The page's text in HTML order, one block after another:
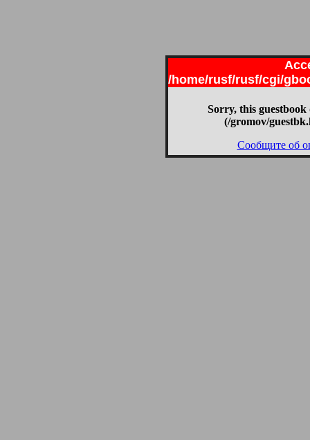
/home/rusf/rusf/cgi/
Sorry, this guestbook
(/gromov/
Сообщите об